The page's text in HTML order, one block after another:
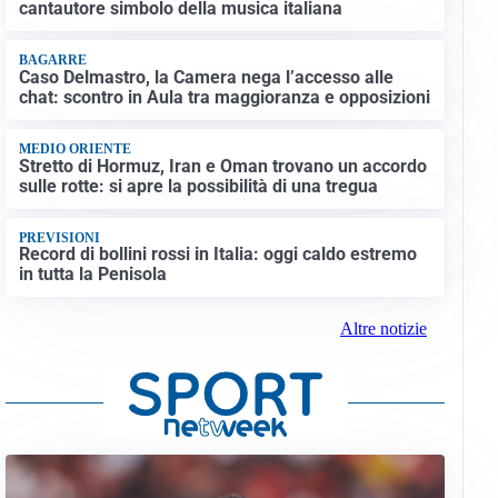
cantautore simbolo della musica italiana
BAGARRE
Caso Delmastro, la Camera nega l’accesso alle
chat: scontro in Aula tra maggioranza e opposizioni
MEDIO ORIENTE
Stretto di Hormuz, Iran e Oman trovano un accordo
sulle rotte: si apre la possibilità di una tregua
PREVISIONI
Record di bollini rossi in Italia: oggi caldo estremo
in tutta la Penisola
Altre notizie